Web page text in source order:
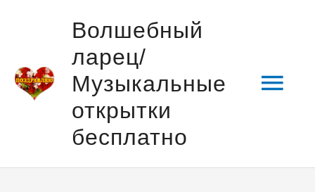
содержимому
Волшебный
ларец/
Музыкальные
открытки
бесплатно